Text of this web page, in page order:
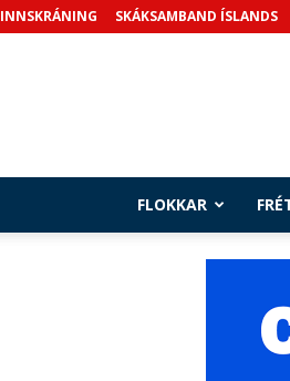
INNSKRÁNING SKÁKSAMBAND ÍSLANDS
FLOKKAR